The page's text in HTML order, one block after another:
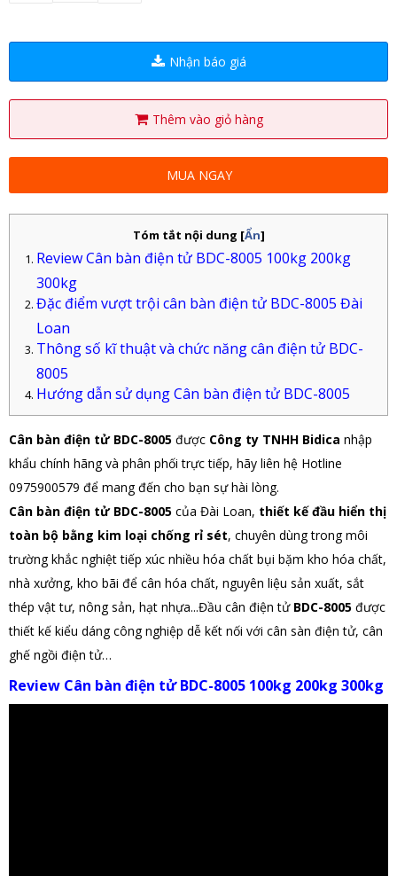
Nhận báo giá
Thêm vào giỏ hàng
MUA NGAY
Tóm tắt nội dung [Ẩn]
Review Cân bàn điện tử BDC-8005 100kg 200kg
300kg
Đặc điểm vượt trội cân bàn điện tử BDC-8005 Đài
Loan
Thông số kĩ thuật và chức năng cân điện tử BDC-
8005
Hướng dẫn sử dụng Cân bàn điện tử BDC-8005
Cân bàn điện tử BDC-8005 được Công ty TNHH Bidica nhập
khẩu chính hãng và phân phối trực tiếp, hãy liên hệ Hotline
0975900579 để mang đến cho bạn sự hài lòng.
Cân bàn điện tử BDC-8005 của Đài Loan, thiết kế đầu hiển thị
toàn bộ bằng kim loại chống rỉ sét, chuyên dùng trong môi
trường khắc nghiệt tiếp xúc nhiều hóa chất bụi bặm kho hóa chất,
nhà xưởng, kho bãi để cân hóa chất, nguyên liệu sản xuất, sắt
thép vật tư, nông sản, hạt nhựa...Đầu cân điện tử BDC-8005 được
thiết kế kiểu dáng công nghiệp dễ kết nối với cân sàn điện tử, cân
ghế ngồi điện tử…
Review Cân bàn điện tử BDC-8005 100kg 200kg 300kg